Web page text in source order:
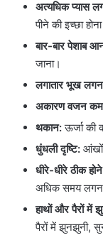
अत्यधिक प्यास
पीने की इच्छा
बार-बार पेशाब
जाना।
लगातार भूख
अकारण वजन कम
थकान:ऊर्जा की
धुंधली दृष्टि: आंखों
धीरे-धीरे ठीक
अधिक समय
हाथों और पैरों में
पैरों में झुनझुनी,